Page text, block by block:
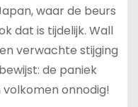
waar de beurs
dat is tijdelijk. Wall
verwachte stijging
de paniek
onnodig!